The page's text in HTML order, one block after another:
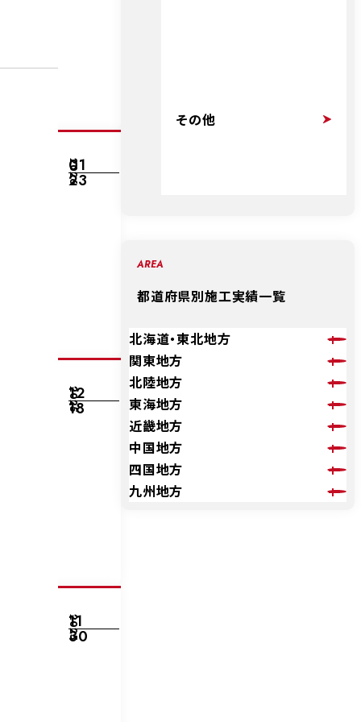
2026
01
23
2025
12
18
2025
11
30
その他
AREA
都道府県別施工実績一覧
北海道・東北地方
関東地方
北陸地方
東海地方
近畿地方
中国地方
四国地方
九州地方